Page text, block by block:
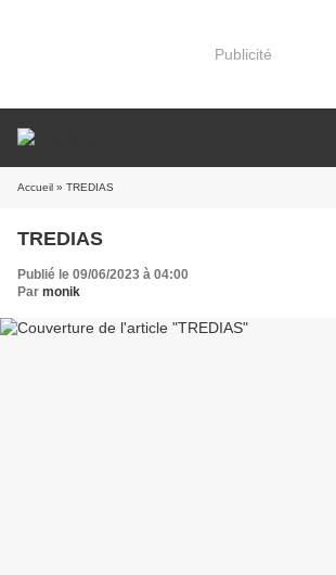
Publicité
Accueil » TREDIAS
TREDIAS
Publié le 09/06/2023 à 04:00
Par monik